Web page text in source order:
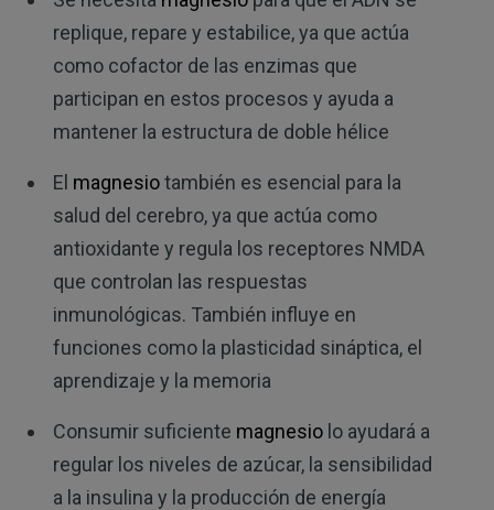
replique, repare y estabilice, ya que actúa
como cofactor de las enzimas que
participan en estos procesos y ayuda a
mantener la estructura de doble hélice
El magnesiotambién es esencial para la
salud del cerebro, ya que actúa como
antioxidante y regula los receptores NMDA
que controlan las respuestas
inmunológicas. También influye en
funciones como la plasticidad sináptica, el
aprendizaje y la memoria
Consumir suficiente magnesiolo ayudará a
regular los niveles de azúcar, la sensibilidad
a la insulina y la producción de energía